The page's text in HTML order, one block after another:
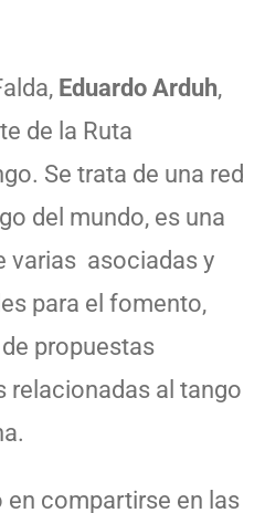
Eduardo Arduh,
de la Ruta
Se trata de una red
del mundo, es una
varias asociadas y
para el fomento,
propuestas
relacionadas al tango
en compartirse en las